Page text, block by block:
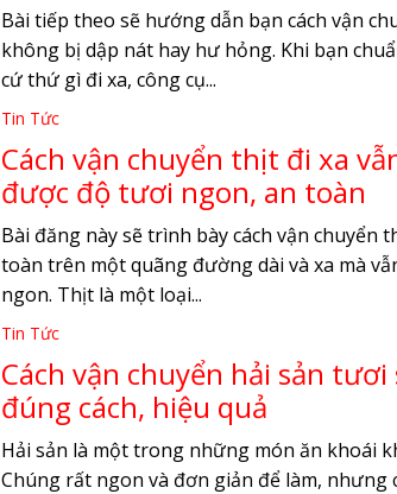
Bài tiếp theo sẽ hướng dẫn bạn cách vận
không bị dập nát hay hư hỏng. Khi bạn
cứ thứ gì đi xa, công cụ...
Tin Tức
Cách vận chuyển thịt đi xa
được độ tươi ngon, an toàn
Bài đăng này sẽ trình bày cách vận chuyển
toàn trên một quãng đường dài và xa mà
ngon. Thịt là một loại...
Tin Tức
Cách vận chuyển hải sản tươi
đúng cách, hiệu quả
Hải sản là một trong những món ăn khoái
Chúng rất ngon và đơn giản để làm,